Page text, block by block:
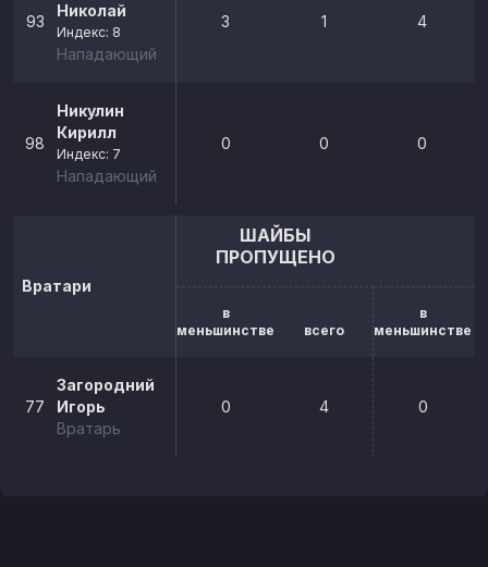
93
Николай
Индекс: 8
Нападающий
3 1 4
98
Никулин
Кирилл
Индекс: 7
Нападающий
0 0 0
Вратари
ШАЙБЫ
ПРОПУЩЕНО
в
меньшинстве
всего
в
меньшинстве
77
Загородний
Игорь
Вратарь
0 4 0